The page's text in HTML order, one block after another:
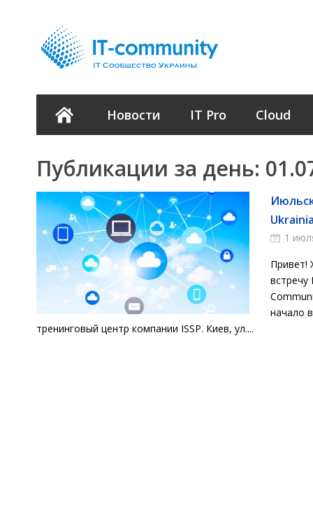
Новости IT Pro Cloud
Публикации за день:
1
Привет!
встречу
начало
тренинговый центр компании ISSP. Киев, ул....